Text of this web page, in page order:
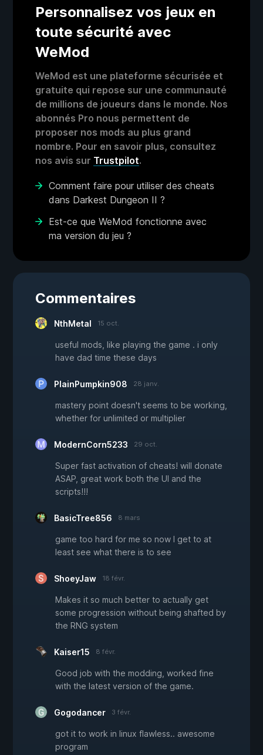
Personnalisez vos jeux en
toute sécurité avec
WeMod
WeMod est une plateforme sécurisée et
gratuite qui repose sur une communauté
de millions de joueurs dans le monde. Nos
abonnés Pro nous permettent de
proposer nos mods au plus grand
nombre. Pour en savoir plus, consultez
nos avis sur Trustpilot.
Comment faire pour utiliser des cheats
dans Darkest Dungeon II ?
Est-ce que WeMod fonctionne avec
ma version du jeu ?
Commentaires
NthMetal 15 oct.
useful mods, like playing the game . i only
have dad time these days
PlainPumpkin908 28 janv.
mastery point doesn't seems to be working,
whether for unlimited or multiplier
ModernCorn5233 29 oct.
Super fast activation of cheats! will donate
ASAP, great work both the UI and the
scripts!!!
BasicTree856 8 mars
game too hard for me so now I get to at
least see what there is to see
ShoeyJaw 18 févr.
Makes it so much better to actually get
some progression without being shafted by
the RNG system
Kaiser15 8 févr.
Good job with the modding, worked fine
with the latest version of the game.
Gogodancer 3 févr.
got it to work in linux flawless.. awesome
program